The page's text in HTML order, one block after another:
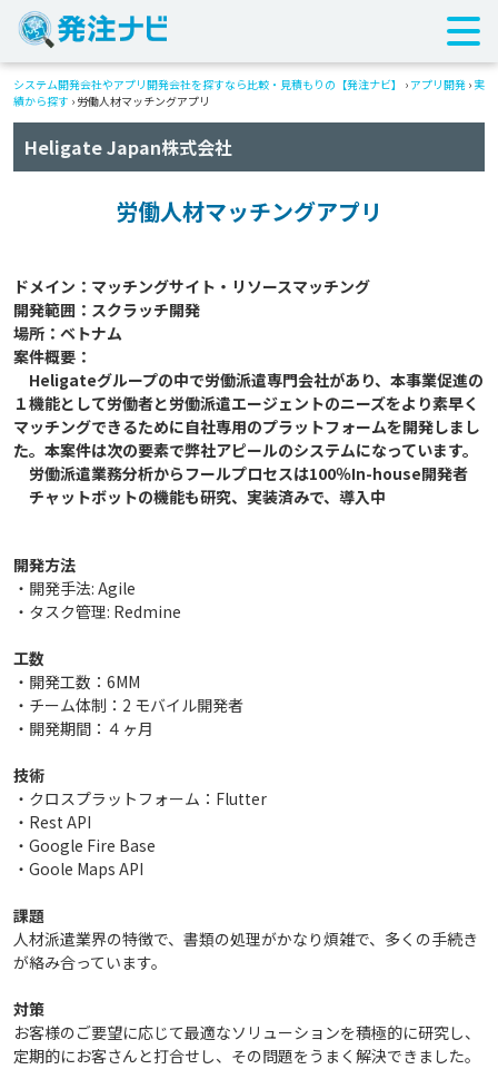
システム開発会社やアプリ開発会社を探すなら比較・見積もりの【発注ナビ】 › アプリ開発 › 実
績から探す › 労働人材マッチングアプリ​
Heligate Japan株式会社
労働人材マッチングアプリ​
ドメイン：マッチングサイト・リソースマッチング​
開発範囲：スクラッチ開発​
場所：ベトナム​
案件概要：​
Heligateグループの中で労働派遣専門会社があり、本事業促進の
１機能として労働者と労働派遣エージェントのニーズをより素早く
マッチングできるために自社専用のプラットフォームを開発しまし
た。本案件は次の要素で弊社アピールのシステムになっています。​
労働派遣業務分析からフールプロセスは100％In-house開発者​
開発方法​​
・開発手法​: Agile​
・タスク管理​​: Redmine​
工数
・開発工数：6MM​
・チーム体制：2 モバイル開発者​
・開発期間：４ヶ月​
技術​
・クロスプラットフォーム​：Flutter​​
・Rest API​
・Google Fire Base​
・Goole Maps API ​
課題​
人材派遣業界の特徴で、書類の処理がかなり煩雑で、多くの手続き
が絡み合っています。​
対策​
お客様のご要望に応じて最適なソリューションを積極的に研究し、
定期的にお客さんと打合せし、​その問題をうまく解決できました。​